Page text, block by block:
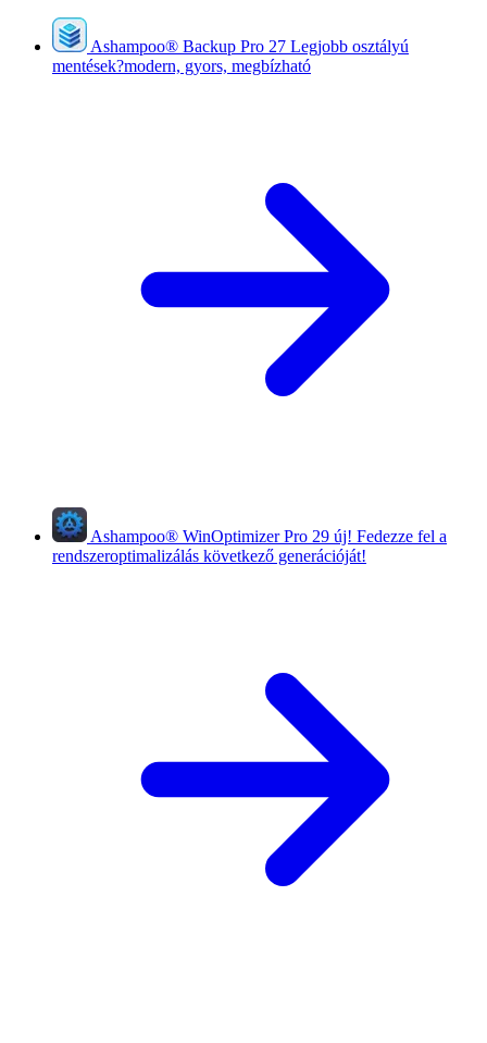
Ashampoo® Backup Pro 27 Legjobb osztályú
mentések?modern, gyors, megbízható
Ashampoo® WinOptimizer Pro 29 új! Fedezze fel a
rendszeroptimalizálás következő generációját!